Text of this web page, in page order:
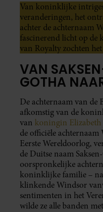
Van koninklijke
veranderingen, het
achter de achternaam
fascinerend licht op de
van Royalty zochten
VAN
GOTHA
De achternaam van de
afkomstig van de
van koningin
de officiële
Eerste Wereldoorlog,
de Duitse naam
oorspronkelijke
koninklijke familie –
klinkende Windsor
sentimenten in het
wilde ze alle banden